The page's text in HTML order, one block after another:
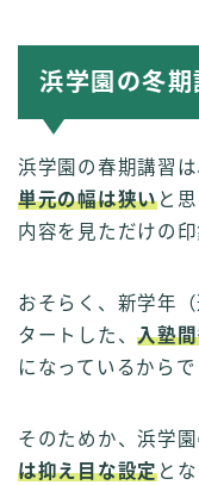
浜学園の冬期
浜学園の春期講習
単元の幅は狭いと
内容を見ただけの印
おそらく、新学年
タートした、入塾
になっているからで
そのためか、浜学
は抑え目な設定とな